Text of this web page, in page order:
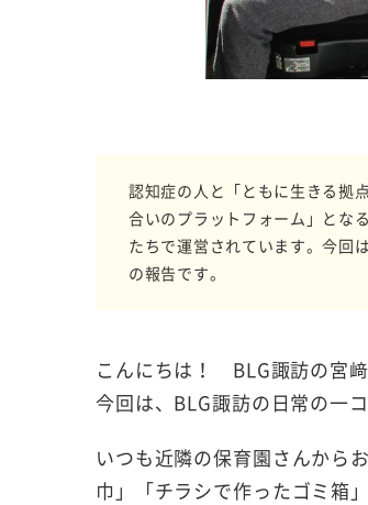
認知症の人と「ともに生きる拠
合いのプラットフォーム」とな
たちで運営されています。今回
の報告です。
こんにちは！ BLG諏訪の宮﨑
今回は、BLG諏訪の日常の一
いつも近隣の保育園さんから
巾」「チラシで作ったゴミ箱